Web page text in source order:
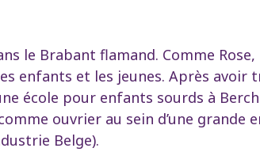
le Brabant flamand. Comme
enfants et les jeunes. Après avoir
école pour enfants sourds à
ouvrier au sein d’une grande
Belge).